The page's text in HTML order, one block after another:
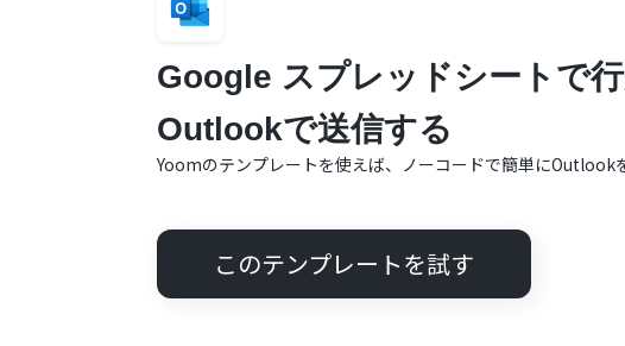
Google スプレッドシートで
Outlookで送信する
Yoomのテンプレートを使えば、ノーコードで簡単にOutlook
このテンプレートを試す